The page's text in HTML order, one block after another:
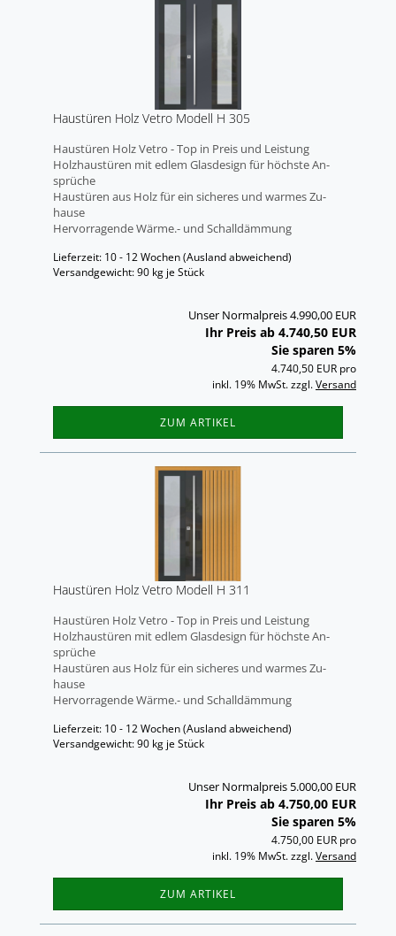
Haus­tü­ren Holz Vetro Mo­dell H 305
Haus­tü­ren Holz Vetro - Top in Preis und Leis­tung
Holz­haus­tü­ren mit edlem Glas­de­sign für höchs­te An­
sprü­che
Haus­tü­ren aus Holz für ein si­che­res und war­mes Zu­
hau­se
Her­vor­ra­gen­de Wärme.- und Schall­däm­mung
Lieferzeit: 10 - 12 Wochen(Ausland abweichend)
Versandgewicht:90 kg je Stück
Unser Normalpreis 4.990,00 EUR
Ihr Preis ab 4.740,50 EUR
Sie sparen 5%
4.740,50 EUR pro
inkl. 19% MwSt. zzgl.Versand
ZUM ARTIKEL
Haus­tü­ren Holz Vetro Mo­dell H 311
Haus­tü­ren Holz Vetro - Top in Preis und Leis­tung
Holz­haus­tü­ren mit edlem Glas­de­sign für höchs­te An­
sprü­che
Haus­tü­ren aus Holz für ein si­che­res und war­mes Zu­
hau­se
Her­vor­ra­gen­de Wärme.- und Schall­däm­mung
Lieferzeit: 10 - 12 Wochen(Ausland abweichend)
Versandgewicht:90 kg je Stück
Unser Normalpreis 5.000,00 EUR
Ihr Preis ab 4.750,00 EUR
Sie sparen 5%
4.750,00 EUR pro
inkl. 19% MwSt. zzgl.Versand
ZUM ARTIKEL